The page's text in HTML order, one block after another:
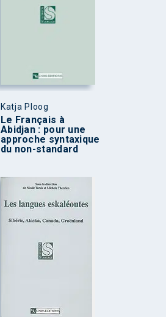
Katja Ploog
Le Français à
Abidjan : pour une
approche syntaxique
du non-standard